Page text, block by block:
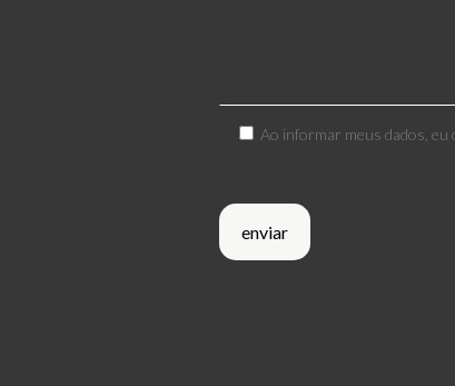
Ao informar meus dados, eu